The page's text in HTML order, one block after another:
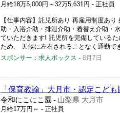
月給18万5,000円～32万5,631円 - 正社員
【仕事内容】託児所あり 再雇用制度あ
助・入浴介助・排泄介助・着替え介助・
ていただきます! 託児所を完備している
ため、 天候に左右されることなく通勤で
スポンサー：求人ボックス - 8月7日
「保育教諭」大月市・認定こども
令和にこにこ園 - 山梨県 大月市
月給17万円～ - 正社員